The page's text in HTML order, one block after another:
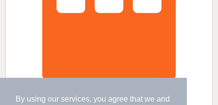
By using our services, you agree that we and